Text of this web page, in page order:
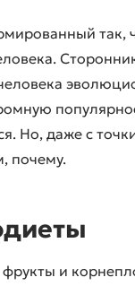
так,
Но, даже с
почему.
фрукты и